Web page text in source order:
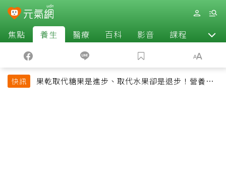
焦點 養生 醫療 百科 影音 課程 退休
快訊
果乾取代糖果是進步、取代水果卻是退步！營養師